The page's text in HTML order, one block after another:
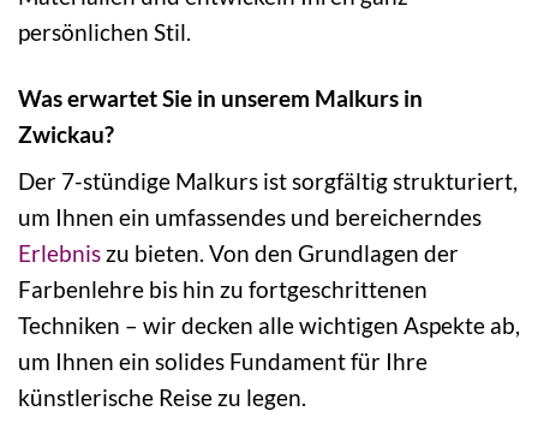
persönlichen Stil.
Was erwartet Sie in unserem Malkurs in
Zwickau?
Der 7-stündige Malkurs ist sorgfältig strukturiert,
um Ihnen ein umfassendes und bereicherndes
Erlebnis zu bieten. Von den Grundlagen der
Farbenlehre bis hin zu fortgeschrittenen
Techniken – wir decken alle wichtigen Aspekte ab,
um Ihnen ein solides Fundament für Ihre
künstlerische Reise zu legen.